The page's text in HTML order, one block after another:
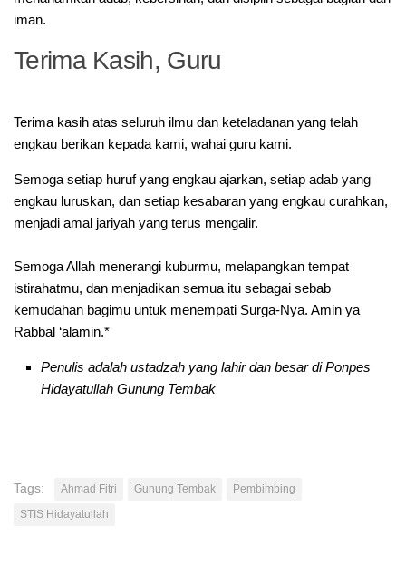
iman.
Terima Kasih, Guru
‎Terima kasih atas seluruh ilmu dan keteladanan yang telah
engkau berikan kepada kami, wahai guru kami.
Semoga setiap huruf yang engkau ajarkan, setiap adab yang
engkau luruskan, dan setiap kesabaran yang engkau curahkan,
menjadi amal jariyah yang terus mengalir.
Semoga Allah menerangi kuburmu, melapangkan tempat
istirahatmu, dan menjadikan semua itu sebagai sebab
kemudahan bagimu untuk menempati Surga-Nya. Amin ya
Rabbal ‘alamin.*
Penulis adalah ustadzah yang lahir dan besar di Ponpes
Hidayatullah Gunung Tembak
Tags: Ahmad Fitri Gunung Tembak
Pembimbing
STIS Hidayatullah